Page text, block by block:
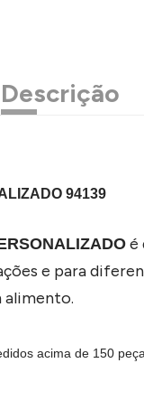
Descrição
94139
é
e para
acima de 150